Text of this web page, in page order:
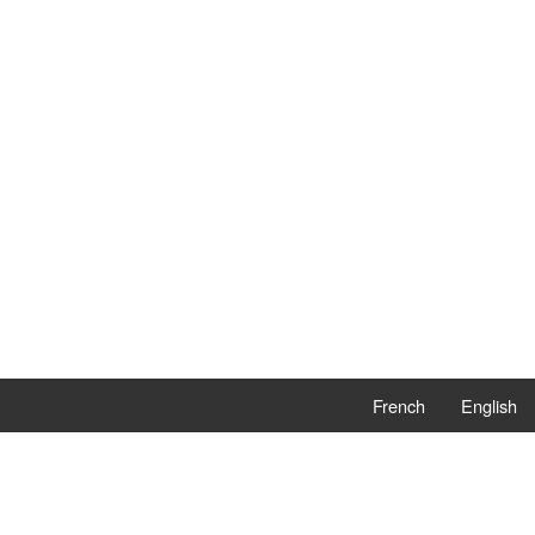
French English